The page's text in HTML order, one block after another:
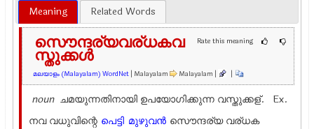
Meaning Related Words
Rate this meaning
സൌന്ദര്യവര്ധകവ
സ്തുക്കള്‍
മലയാളം (Malayalam) WordNet | Malayalam Malayalam | |
noun ചമയുന്നതിനായി ഉപയോഗിക്കുന്ന വസ്തുക്കള്. Ex.
നവ വധുവിന്റെ പെട്ടി മുഴുവന്‍ സൌന്ദര്യ വര്ധക